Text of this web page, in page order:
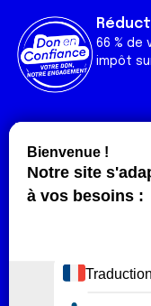
66 %
impôt
Liens utiles
Nos actualités
Nos publications
Contact